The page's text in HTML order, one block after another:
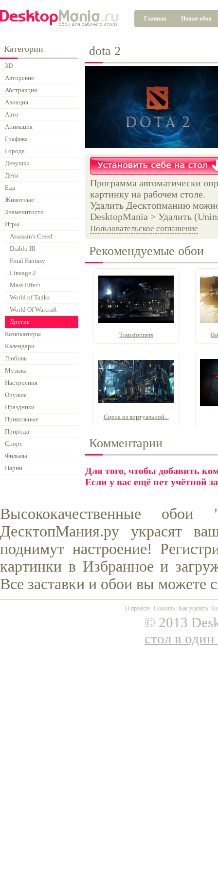
Главная Новые обои
Категории
3D
Авторские
Абстракция
Авиация
Авто
Анимация
Графика
Города
Девушки
Дети
Еда
Животные
Знаменитости
Игры
Assassin's Creed
Diablo III
Final Fantasy
Lineage 2
Mass Effect
World of Tanks
World Of Warcraft
Другие
Компьютеры
Календари
Любовь
Музыка
Настроения
Оружие
Праздники
Прикольные
Природа
Спорт
Фильмы
Парни
dota 2
Программа автоматически
картинку на рабочем столе.
Удалить Десктопманию
DesktopMania > Удалить
Пользовательское соглашение
Рекомендуемые обои
Transformers
Сцена из виртуальной...
Комментарии
Для того, чтобы добавить
Если у вас ещё нет учётной
Высококачественные
ДесктопМания.ру украсят
поднимут настроение!
картинки в Избранное и
Все заставки и обои вы можете
О проекте Помощь Как удалить
© 2013
стол в